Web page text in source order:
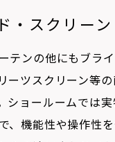
テンの他にもブラ
ショールームでは
、機能性や操作性
や用途に合わせて